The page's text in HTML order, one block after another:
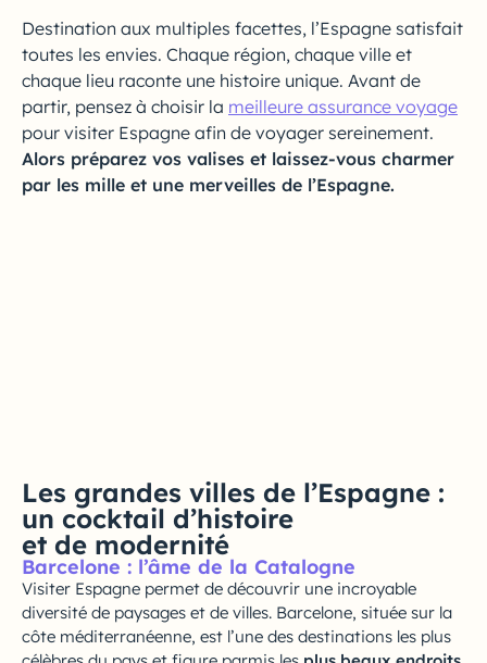
Destination aux multiples facettes, l’Espagne satisfait
toutes les envies. Chaque région, chaque ville et
chaque lieu raconte une histoire unique. Avant de
partir, pensez à choisir la meilleure assurance voyage
pour visiter Espagne afin de voyager sereinement.
Alors préparez vos valises et laissez-vous charmer
par les mille et une merveilles de l’Espagne.
Les grandes villes de l’Espagne :
un cocktail d’histoire
et de modernité
Barcelone : l’âme de la Catalogne
Visiter Espagne permet de découvrir une incroyable
diversité de paysages et de villes. Barcelone, située sur la
côte méditerranéenne, est l’une des destinations les plus